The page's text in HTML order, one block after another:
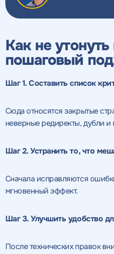
Как не
пошаговый
Шаг 1. Составить список
Сюда относятся закрытые
неверные редиректы, дубли
Шаг 2. Устранить то, что
Сначала исправляются
мгновенный эффект.
Шаг 3. Улучшить удобство
После технических правок
Получить
SEO -
Вместе с аудитом
Отклик на
вами в ближайшее время
Укажите ваш
соответствующий